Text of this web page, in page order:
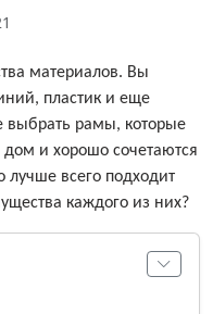
материалов. Вы
пластик и еще
выбрать рамы, которые
и хорошо сочетаются
лучше всего подходит
каждого из них?